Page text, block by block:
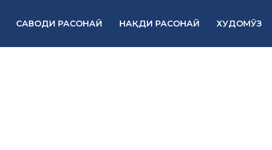
САВОДИ РАСОНАӢ НАҚДИ РАСОНАӢ ХУДОМӮЗ